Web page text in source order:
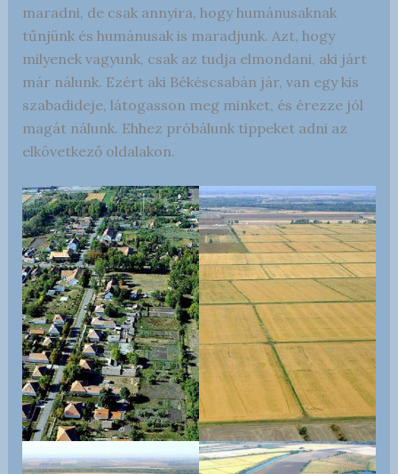
maradni, de csak annyira, hogy humánusaknak
tűnjünk és humánusak is maradjunk. Azt, hogy
milyenek vagyunk, csak az tudja elmondani, aki járt
már nálunk. Ezért aki Békéscsabán jár, van egy kis
szabadideje, látogasson meg minket, és érezze jól
magát nálunk. Ehhez próbálunk tippeket adni az
elkövetkező oldalakon.